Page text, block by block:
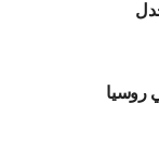
روسيا